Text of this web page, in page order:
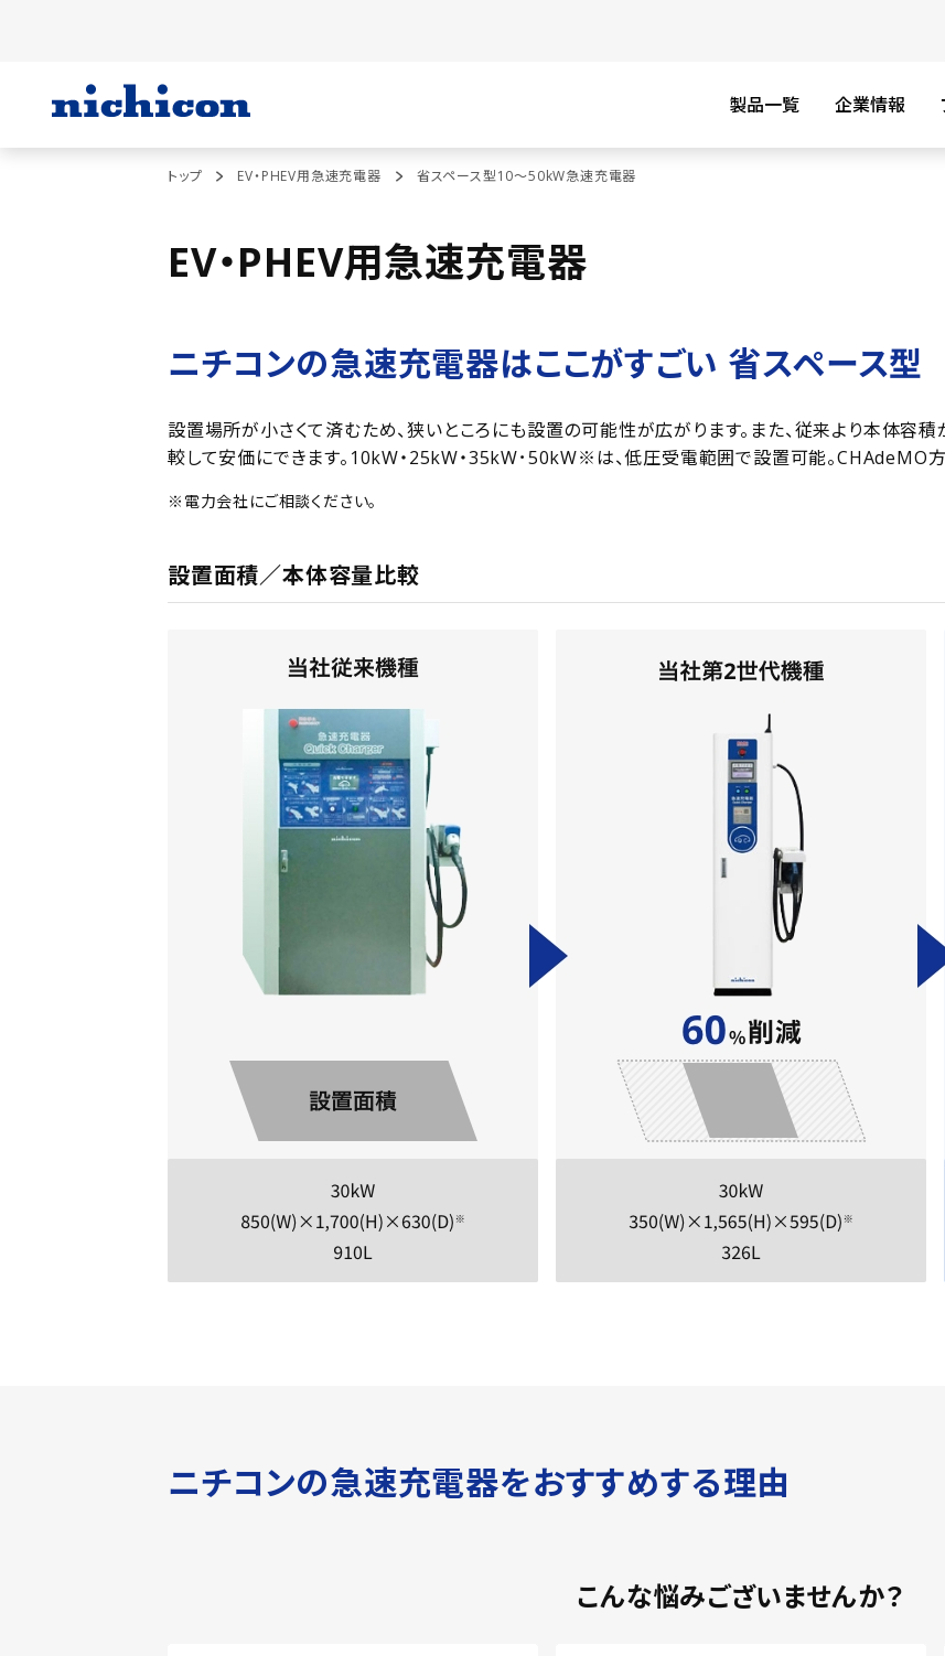
製品一覧 企業情報
トップ EV・PHEV用急速充電器 省スペース型10～50kW急速充電器
EV・PHEV用急速充電器
ニチコンの急速充電器はここがすごい 省スペース型
設置場所が小さくて済むため、狭いところにも設置の可能性が広がります。また、従来より本体容
較して安価にできます。10kW・25kW・35kW･50kW※は、低圧受電範囲で設置可能。CHAdeMO
※電力会社にご相談ください。
設置面積／本体容量比較
ニチコンの急速充電器をおすすめする理由
こんな悩みございませんか？